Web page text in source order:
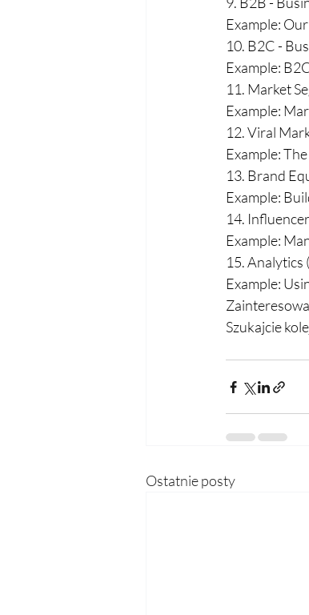
Example:
10. B2C -
Example:
11. Market
Example:
12. Viral
Example:
13. Brand
Example:
14.
Example:
15. Analytics
Example:
Szukajcie
Ostatnie posty